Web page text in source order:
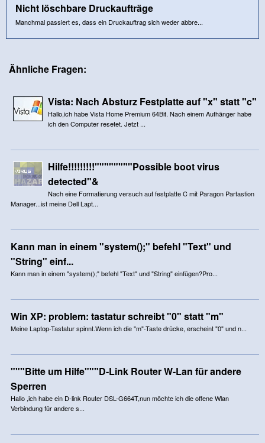
Nicht löschbare Druckaufträge
Manchmal passiert es, dass ein Druckauftrag sich weder abbre...
Ähnliche Fragen:
Vista: Nach Absturz Festplatte auf "x" statt "c"
Hallo,ich habe Vista Home Premium 64Bit. Nach einem Aufhänger habe
ich den Computer resetet. Jetzt ...
Hilfe!!!!!!!!!""""""""Possible boot virus
detected"&
Nach eine Formatierung versuch auf festplatte C mit Paragon Partastion
Manager...ist meine Dell Lapt...
Kann man in einem "system();" befehl "Text" und
"String" einf...
Kann man in einem "system();" befehl "Text" und "String" einfügen?Pro...
Win XP: problem: tastatur schreibt "0" statt "m"
Meine Laptop-Tastatur spinnt.Wenn ich die "m"-Taste drücke, erscheint "0" und n...
"""Bitte um Hilfe"""D-Link Router W-Lan für andere
Sperren
Hallo ,ich habe ein D-link Router DSL-G664T,nun möchte ich die offene Wlan
Verbindung für andere s...